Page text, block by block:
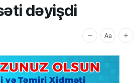
dəyişdi